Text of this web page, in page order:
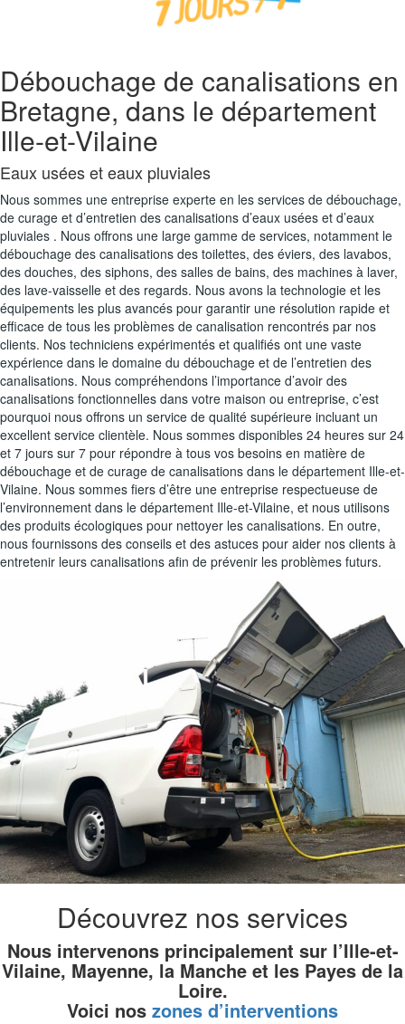
Débouchage de canalisations en
Bretagne, dans le département
Ille-et-Vilaine
Eaux usées et eaux pluviales
Nous sommes une entreprise experte en les services de débouchage,
de curage et d’entretien des canalisations d’eaux usées et d’eaux
pluviales . Nous offrons une large gamme de services, notamment le
débouchage des canalisations des toilettes, des éviers, des lavabos,
des douches, des siphons, des salles de bains, des machines à laver,
des lave-vaisselle et des regards. Nous avons la technologie et les
équipements les plus avancés pour garantir une résolution rapide et
efficace de tous les problèmes de canalisation rencontrés par nos
clients. Nos techniciens expérimentés et qualifiés ont une vaste
expérience dans le domaine du débouchage et de l’entretien des
canalisations. Nous compréhendons l’importance d’avoir des
canalisations fonctionnelles dans votre maison ou entreprise, c’est
pourquoi nous offrons un service de qualité supérieure incluant un
excellent service clientèle. Nous sommes disponibles 24 heures sur 24
et 7 jours sur 7 pour répondre à tous vos besoins en matière de
débouchage et de curage de canalisations dans le département Ille-et-
Vilaine. Nous sommes fiers d’être une entreprise respectueuse de
l’environnement dans le département Ille-et-Vilaine, et nous utilisons
des produits écologiques pour nettoyer les canalisations. En outre,
nous fournissons des conseils et des astuces pour aider nos clients à
entretenir leurs canalisations afin de prévenir les problèmes futurs.
Découvrez nos services
Nous intervenons principalement sur l’Ille-et-
Vilaine, Mayenne, la Manche et les Payes de la
Loire.
Voici nos zones d’interventions